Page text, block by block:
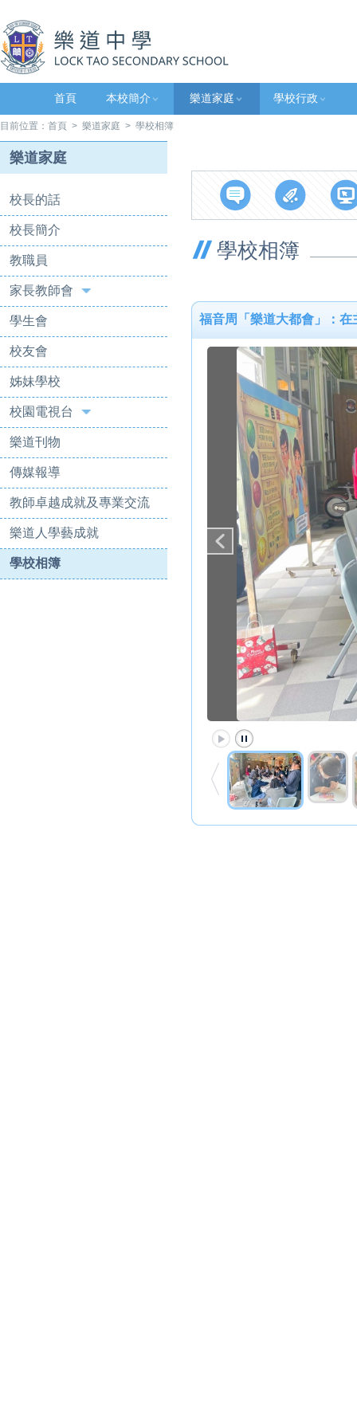
首頁 本校簡介 樂道家庭 學校行政
目前位置： 首頁 > 樂道家庭 > 學校相簿
樂道家庭
校長的話
校長簡介
教職員
家長教師會
學生會
校友會
姊妹學校
校園電視台
樂道刊物
傳媒報導
教師卓越成就及專業交流
樂道人學藝成就
學校相簿
學校相簿
福音周「樂道大都會」：在